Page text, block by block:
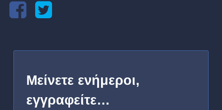
Μείνετε ενήμεροι,
εγγραφείτε…